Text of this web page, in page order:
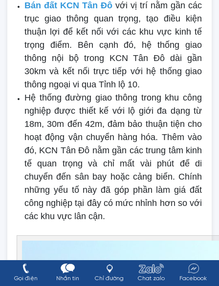
Bán đất KCN Tân Đô với vị trí nằm gần các
trục giao thông quan trọng, tạo điều kiện
thuận lợi để kết nối với các khu vực kinh tế
trọng điểm. Bên cạnh đó, hệ thống giao
thông nội bộ trong KCN Tân Đô dài gần
30km và kết nối trực tiếp với hệ thống giao
thông ngoại vi qua Tỉnh lộ 10.
Hệ thống đường giao thông trong khu công
nghiệp được thiết kế với lộ giới đa dạng từ
18m, 30m đến 42m, đảm bảo thuận tiện cho
hoạt động vận chuyển hàng hóa. Thêm vào
đó, KCN Tân Đô nằm gần các trung tâm kinh
tế quan trọng và chỉ mất vài phút để di
chuyển đến sân bay hoặc cảng biển. Chính
những yếu tố này đã góp phần làm giá đất
công nghiệp tại đây có mức nhỉnh hơn so với
các khu vực lân cận.
Gọi điện Nhắn tin Chỉ đường Chat zalo Facebook